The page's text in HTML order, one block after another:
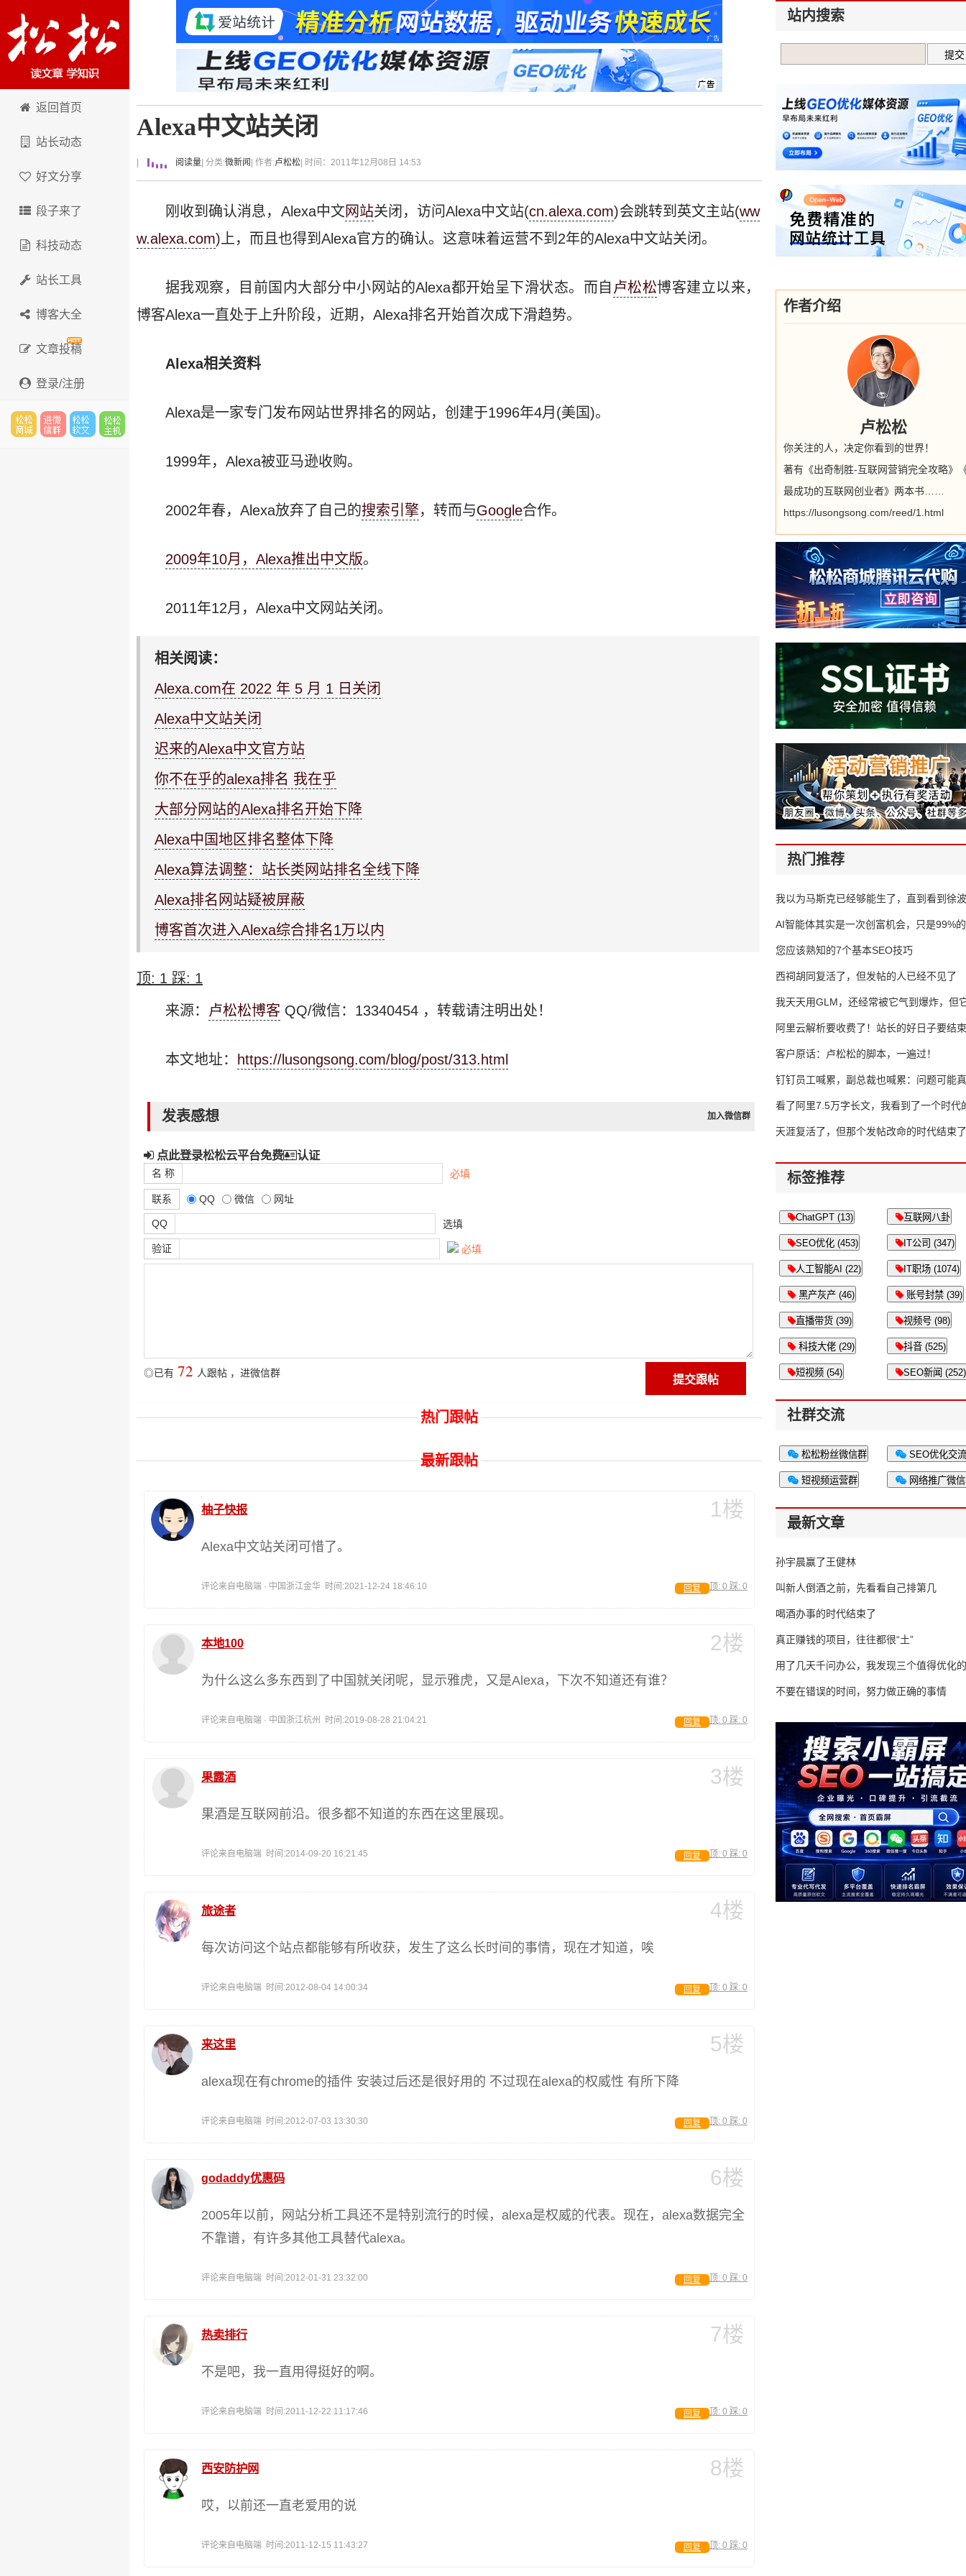
卢松松博客
返回首页
站长动态
好文分享
段子来了
科技动态
站长工具
博客大全
文章投稿
登录/注册
Alexa中文站关闭
阅读量 | 分类:微新闻 | 作者:卢松松 | 时间：2011年12月08日 14:53
刚收到确认消息，Alexa中文网站关闭，访问Alexa中文站(cn.alexa.com)会跳转到英文主站(ww
w.alexa.com)上，而且也得到Alexa官方的确认。这意味着运营不到2年的Alexa中文站关闭。
据我观察，目前国内大部分中小网站的Alexa都开始呈下滑状态。而自 卢松松博客建立以来，
博客Alexa一直处于上升阶段，近期，Alexa排名开始首次成下滑趋势。
Alexa相关资料
Alexa是一家专门发布网站世界排名的网站，创建于1996年4月(美国)。
1999年，Alexa被亚马逊收购。
2002年春，Alexa放弃了自己的搜索引擎，转而与Google合作。
2009年10月，Alexa推出中文版。
2011年12月，Alexa中文网站关闭。
相关阅读：
Alexa.com在 2022 年 5 月 1 日关闭
Alexa中文站关闭
迟来的Alexa中文官方站
你不在乎的alexa排名 我在乎
大部分网站的Alexa排名开始下降
Alexa中国地区排名整体下降
Alexa算法调整：站长类网站排名全线下降
Alexa排名网站疑被屏蔽
博客首次进入Alexa综合排名1万以内
顶: 1 踩: 1
来源： 卢松松博客 QQ/微信：13340454 ，转载请注明出处！
本文地址： https://lusongsong.com/blog/post/313.html
发表感想 加入微信群
点此登录松松云平台免费 认证
名 称 必填
联系 QQ 微信 网址
QQ 选填
验证 必填
◎已有 72 人跟帖 ， 进微信群
热门跟帖
最新跟帖
1楼
柚子快报
Alexa中文站关闭可惜了。
评论来自电脑端 · 中国浙江金华 时间:2021-12-24 18:46:10 顶: 0 踩: 0
回复
2楼
本地100
为什么这么多东西到了中国就关闭呢，显示雅虎，又是Alexa，下次不知道还有谁？
评论来自电脑端 · 中国浙江杭州 时间:2019-08-28 21:04:21 顶: 0 踩: 0
回复
3楼
果露酒
果酒是互联网前沿。很多都不知道的东西在这里展现。
评论来自电脑端 时间:2014-09-20 16:21:45 顶: 0 踩: 0
回复
4楼
旅途者
每次访问这个站点都能够有所收获，发生了这么长时间的事情，现在才知道，唉
评论来自电脑端 时间:2012-08-04 14:00:34 顶: 0 踩: 0
回复
5楼
来这里
alexa现在有chrome的插件 安装过后还是很好用的 不过现在alexa的权威性 有所下降
评论来自电脑端 时间:2012-07-03 13:30:30 顶: 0 踩: 0
回复
6楼
godaddy优惠码
2005年以前，网站分析工具还不是特别流行的时候，alexa是权威的代表。现在，alexa数据完全
不靠谱，有许多其他工具替代alexa。
评论来自电脑端 时间:2012-01-31 23:32:00 顶: 0 踩: 0
回复
7楼
热卖排行
不是吧，我一直用得挺好的啊。
评论来自电脑端 时间:2011-12-22 11:17:46 顶: 0 踩: 0
回复
8楼
西安防护网
哎，以前还一直老爱用的说
评论来自电脑端 时间:2011-12-15 11:43:27 顶: 0 踩: 0
回复
站内搜索
作者介绍
卢松松
你关注的人，决定你看到的世界！
著有《出奇制胜-互联网营销完全攻略》
最成功的互联网创业者》两本书……
https://lusongsong.com/reed/1.html
热门推荐
我以为马斯克已经够能生了，直到看到
AI智能体其实是一次创富机会，只是99%
错过了
您应该熟知的7个基本SEO技巧
西祠胡同复活了，但发帖的人已经不见了
我天天用GLM，还经常被它气到爆炸，但
16万亿
阿里云解析要收费了！站长的好日子要结
客户原话：卢松松的脚本，一遍过！
钉钉员工喊累，副总裁也喊累：问题可能
了
看了阿里7.5万字长文，我看到了一个时代
天涯复活了，但那个发帖改命的时代结束了
标签推荐
ChatGPT (13) 互联网八卦
SEO优化 (453) IT公司 (347)
人工智能AI (22) IT职场 (1074)
黑产灰产 (46) 账号封禁 (39)
直播带货 (39) 视频号 (98)
科技大佬 (29) 抖音 (525)
短视频 (54) SEO新闻 (252)
社群交流
松松粉丝微信群 SEO优化交
短视频运营群 网络推广微
最新文章
孙宇晨赢了王健林
叫新人倒酒之前，先看看自己排第几
喝酒办事的时代结束了
真正赚钱的项目，往往都很“土”
用了几天千问办公，我发现三个值得优化
不要在错误的时间，努力做正确的事情